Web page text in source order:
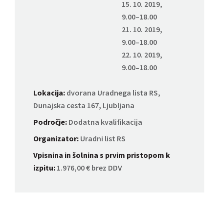
15. 10. 2019,
9.00–18.00
21. 10. 2019,
9.00–18.00
22. 10. 2019,
9.00–18.00
Lokacija: dvorana Uradnega lista RS,
Dunajska cesta 167, Ljubljana
Področje: Dodatna kvalifikacija
Organizator: Uradni list RS
Vpisnina in šolnina s prvim pristopom k
izpitu: 1.976,00 € brez DDV